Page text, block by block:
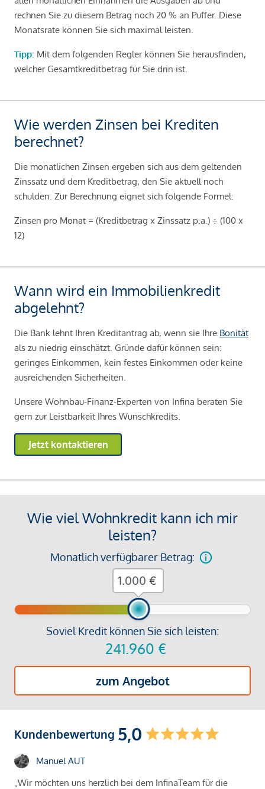
rechnen Sie zu diesem Betrag noch 20 % an Puffer. Diese
Monatsrate können Sie sich maximal leisten.
Tipp: Mit dem folgenden Regler können Sie herausfinden,
welcher Gesamtkreditbetrag für Sie drin ist.
Wie werden Zinsen bei Krediten
berechnet?
Die monatlichen Zinsen ergeben sich aus dem geltenden
Zinssatz und dem Kreditbetrag, den Sie aktuell noch
schulden. Zur Berechnung eignet sich folgende Formel:
Zinsen pro Monat = (Kreditbetrag x Zinssatz p.a.) ÷ (100 x
12)
Wann wird ein Immobilienkredit
abgelehnt?
Die Bank lehnt Ihren Kreditantrag ab, wenn sie Ihre Bonität
als zu niedrig einschätzt. Gründe dafür können sein:
geringes Einkommen, kein festes Einkommen oder keine
ausreichenden Sicherheiten.
Unsere Wohnbau-Finanz-Experten von Infina beraten Sie
gern zur Leistbarkeit Ihres Wunschkredits.
Jetzt kontaktieren
Wie viel Wohnkredit kann ich mir
leisten?
Monatlich verfügbarer Betrag:
Soviel Kredit können Sie sich leisten:
241.960 €
zum Angebot
€
Kundenbewertung 5,0
Manuel AUT
„Wir möchten uns herzlich bei dem InfinaTeam für die